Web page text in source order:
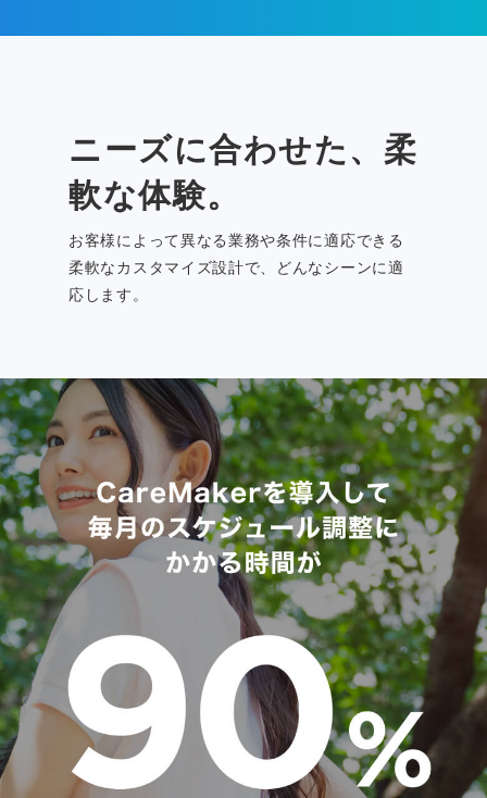
ニーズに合わせた、柔
軟な体験。
お客様によって異なる業務や条件に適応できる
柔軟なカスタマイズ設計で、どんなシーンに適
応します。